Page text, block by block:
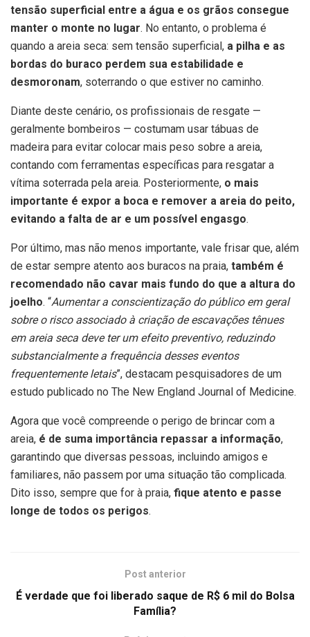
tensão superficial entre a água e os grãos consegue
manter o monte no lugar. No entanto, o problema é
quando a areia seca: sem tensão superficial, a pilha e as
bordas do buraco perdem sua estabilidade e
desmoronam, soterrando o que estiver no caminho.
Diante deste cenário, os profissionais de resgate —
geralmente bombeiros — costumam usar tábuas de
madeira para evitar colocar mais peso sobre a areia,
contando com ferramentas específicas para resgatar a
vítima soterrada pela areia. Posteriormente, o mais
importante é expor a boca e remover a areia do peito,
evitando a falta de ar e um possível engasgo.
Por último, mas não menos importante, vale frisar que, além
de estar sempre atento aos buracos na praia, também é
recomendado não cavar mais fundo do que a altura do
joelho. “Aumentar a conscientização do público em geral
sobre o risco associado à criação de escavações tênues
em areia seca deve ter um efeito preventivo, reduzindo
substancialmente a frequência desses eventos
frequentemente letais”, destacam pesquisadores de um
estudo publicado no The New England Journal of Medicine.
Agora que você compreende o perigo de brincar com a
areia, é de suma importância repassar a informação,
garantindo que diversas pessoas, incluindo amigos e
familiares, não passem por uma situação tão complicada.
Dito isso, sempre que for à praia, fique atento e passe
longe de todos os perigos.
Post anterior
É verdade que foi liberado saque de R$ 6 mil do Bolsa
Família?